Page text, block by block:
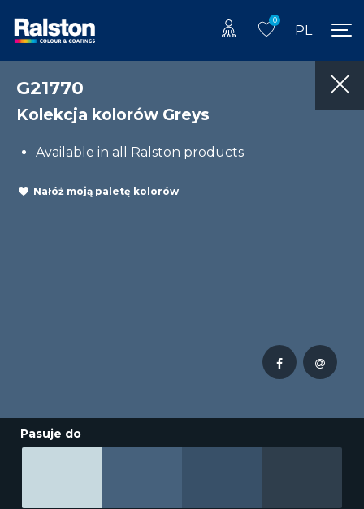
0
PL
G21770
Kolekcja kolorów Greys
Available in all Ralston products
Nałóż moją paletę kolorów
Pasuje do